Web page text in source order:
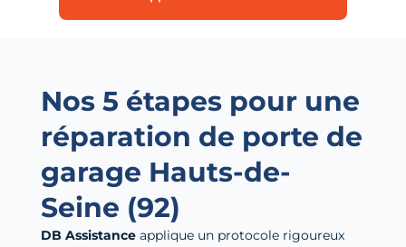
Nos 5 étapes pour une
réparation de porte de
garage Hauts-de-
Seine (92)
DB Assistanceapplique un protocole rigoureux